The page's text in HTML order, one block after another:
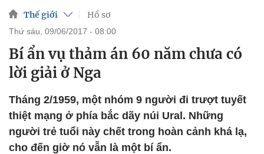
Thế giới Hồ sơ
thứ sáu, 09/06/2017 - 08:00
Bí ẩn vụ thảm án 60 năm chưa có
lời giải ở Nga
Tháng 2/1959, một nhóm 9 người đi trượt tuyết
thiệt mạng ở phía bắc dãy núi Ural. Những
người trẻ tuổi này chết trong hoàn cảnh khá lạ,
cho đến giờ nó vẫn là một bí ẩn.